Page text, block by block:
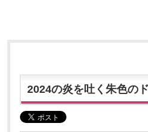
2024の炎を吐く朱色の